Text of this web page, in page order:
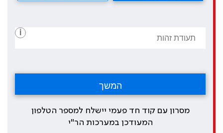
i
מסרון עם קוד חד פעמי יישלח למספר הטלפון
המעודכן במערכות הר"י